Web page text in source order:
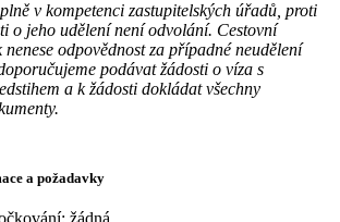
v kompetenci zastupitelských úřadů, proti
o jeho udělení není odvolání. Cestovní
odpovědnost za případné neudělení
podávat žádosti o víza s
a k žádosti dokládat všechny
a požadavky
žádná